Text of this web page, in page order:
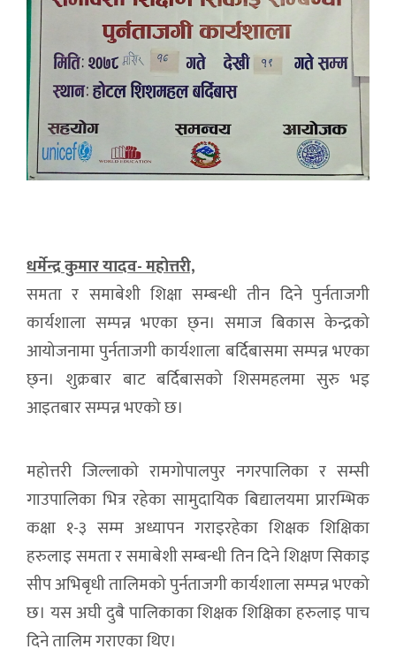
धर्मेन्द्र कुमार यादव- महोत्तरी,
समता र समाबेशी शिक्षा सम्बन्धी तीन दिने पुर्नताजगी
कार्यशाला सम्पन्न भएका छ्न। समाज बिकास केन्द्रको
आयोजनामा पुर्नताजगी कार्यशाला बर्दिबासमा सम्पन्न भएका
छ्न। शुक्रबार बाट बर्दिबासको शिसमहलमा सुरु भइ
आइतबार सम्पन्न भएको छ।
महोत्तरी जिल्लाको रामगोपालपुर नगरपालिका र सम्सी
गाउपालिका भित्र रहेका सामुदायिक बिद्यालयमा प्रारम्भिक
कक्षा १-३ सम्म अध्यापन गराइरहेका शिक्षक शिक्षिका
हरुलाइ समता र समाबेशी सम्बन्धी तिन दिने शिक्षण सिकाइ
सीप अभिबृधी तालिमको पुर्नताजगी कार्यशाला सम्पन्न भएको
छ। यस अघी दुबै पालिकाका शिक्षक शिक्षिका हरुलाइ पाच
दिने तालिम गराएका थिए।